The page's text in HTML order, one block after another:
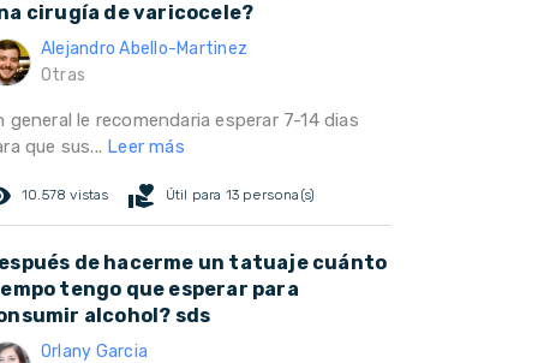
cirugía de varicocele?
Alejandro Abello-Martinez
Otras
general le recomendaria esperar 7-14 dias
que sus... Leer más
10.578 vistas volunteer_activism Útil para 13 persona(s)
de hacerme un tatuaje cuánto
tengo que esperar para
alcohol? sds
Orlany Garcia